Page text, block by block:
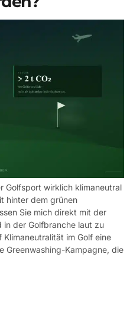
Golfsport wirklich klimaneutral
hinter dem grünen
Sie mich direkt mit der
in der Golfbranche laut zu
im Golf eine
Greenwashing-Kampagne, die